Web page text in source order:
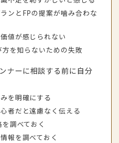
ンとFPの提案が噛み合わな
値が感じられない
を知らないための失敗
ナーに相談する前に自分
を明確にする
者だと遠慮なく伝える
調べておく
報を調べておく